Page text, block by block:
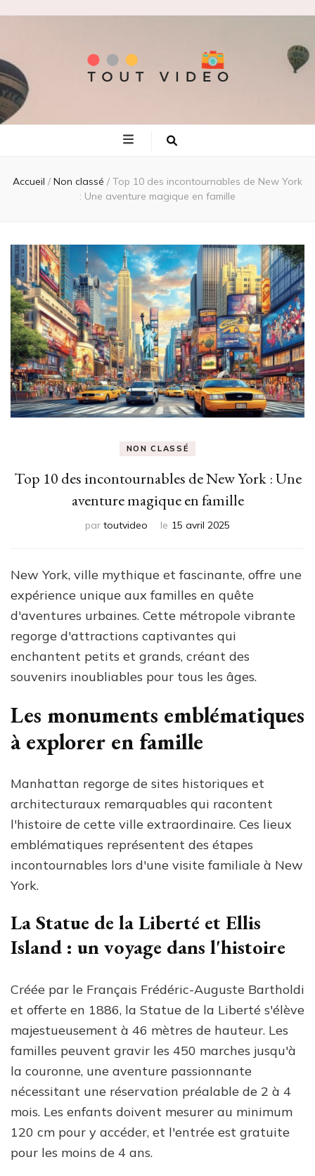
Tout video
Les meilleures adresses de voyage!
Accueil / Non classé / Top 10 des incontournables de New York
: Une aventure magique en famille
NON CLASSÉ
Top 10 des incontournables de New York : Une
aventure magique en famille
par toutvideo le 15 avril 2025
New York, ville mythique et fascinante, offre une
expérience unique aux familles en quête
d'aventures urbaines. Cette métropole vibrante
regorge d'attractions captivantes qui
enchantent petits et grands, créant des
souvenirs inoubliables pour tous les âges.
Les monuments emblématiques
à explorer en famille
Manhattan regorge de sites historiques et
architecturaux remarquables qui racontent
l'histoire de cette ville extraordinaire. Ces lieux
emblématiques représentent des étapes
incontournables lors d'une visite familiale à New
York.
La Statue de la Liberté et Ellis
Island : un voyage dans l'histoire
Créée par le Français Frédéric-Auguste Bartholdi
et offerte en 1886, la Statue de la Liberté s'élève
majestueusement à 46 mètres de hauteur. Les
familles peuvent gravir les 450 marches jusqu'à
la couronne, une aventure passionnante
nécessitant une réservation préalable de 2 à 4
mois. Les enfants doivent mesurer au minimum
120 cm pour y accéder, et l'entrée est gratuite
pour les moins de 4 ans.